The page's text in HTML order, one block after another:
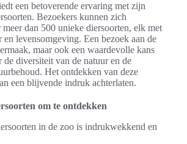
een betoverende ervaring met zijn
Bezoekers kunnen zich
dan 500 unieke diersoorten, elk met
en levensomgeving. Een bezoek aan de
maar ook een waardevolle kans
de diversiteit van de natuur en de
Het ontdekken van deze
een blijvende indruk achterlaten.
om te ontdekken
in de zoo is indrukwekkend en